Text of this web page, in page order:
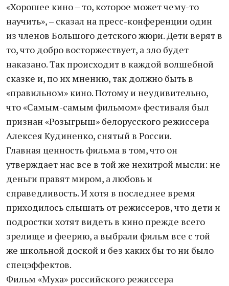
«Хорошее кино – то, которое может чему-то
научить», – сказал на пресс-конференции один
из членов Большого детского жюри. Дети верят в
то, что добро восторжествует, а зло будет
наказано. Так происходит в каждой волшебной
сказке и, по их мнению, так должно быть в
«правильном» кино. Потому и неудивительно,
что «Самым-самым фильмом» фестиваля был
признан «Розыгрыш» белорусского режиссера
Алексея Кудиненко, снятый в России.
Главная ценность фильма в том, что он
утверждает нас все в той же нехитрой мысли: не
деньги правят миром, а любовь и
справедливость. И хотя в последнее время
приходилось слышать от режиссеров, что дети и
подростки хотят видеть в кино прежде всего
зрелище и феерию, а выбрали фильм все с той
же школьной доской и без каких бы то ни было
спецэффектов.
Фильм «Муха» российского режиссера